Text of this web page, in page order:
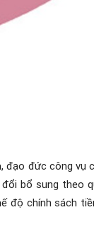
đạo đức công vụ
bổ sung theo
độ chính sách